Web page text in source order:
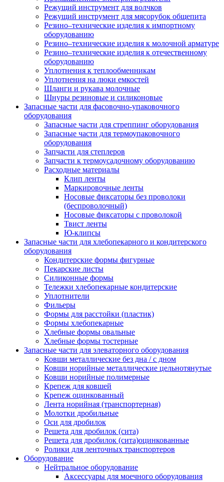
Режущий инструмент для волчков
Режущий инструмент для мясорубок общепита
Резино–технические изделия к импортному
оборудованию
Резино–технические изделия к молочной арматуре
Резино–технические изделия к отечественному
оборудованию
Уплотнения к теплообменникам
Уплотнения на люки емкостей
Шланги и рукава молочные
Шнуры резиновые и силиконовые
Запасные части для фасовочно-упаковочного
оборудования
Запасные части для стреппинг оборудования
Запасные части для термоупаковочного
оборудования
Запчасти для степлеров
Запчасти к термоусадочному оборудованию
Расходные материалы
Клип ленты
Маркировочные ленты
Носовые фиксаторы без проволоки
(беспроволочный)
Носовые фиксаторы с проволокой
Твист ленты
Ю-клипсы
Запасные части для хлебопекарного и кондитерского
оборудования
Кондитерские формы фигурные
Пекарские листы
Силиконные формы
Тележки хлебопекарные кондитерские
Уплотнители
Фильеры
Формы для расстойки (пластик)
Формы хлебопекарные
Хлебные формы овальные
Хлебные формы тостерные
Запасные части для элеваторного оборудования
Ковши металлические без дна / с дном
Ковши норийные металлические цельнотянутые
Ковши норийные полимерные
Крепеж для ковшей
Крепеж оцинкованный
Лента норийная (транспортерная)
Молотки дробильные
Оси для дробилок
Решета для дробилок (сита)
Решета для дробилок (сита)оцинкованные
Ролики для ленточных транспортеров
Оборудование
Нейтральное оборудование
Аксессуары для моечного оборудования